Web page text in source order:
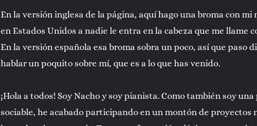
En la versión inglesa de la página, aquí hago una broma con mi
en Estados Unidos a nadie le entra en la cabeza que me llame
En la versión española esa broma sobra un poco, así que paso
hablar un poquito sobre mí, que es a lo que has venido.
¡Hola a todos! Soy Nacho y soy pianista. Como también soy
sociable, he acabado participando en un montón de proyectos